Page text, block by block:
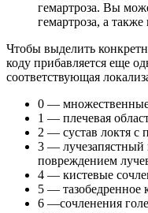
гемартроза. Вы
гемартроза, а также
Чтобы выделить
коду прибавляется еще
соответствующая
0 —
1 — плечевая
2 — сустав локтя с
3 — лучезапястный
повреждением
4 — кистевые
5 — тазобедренное
6 —сочленения